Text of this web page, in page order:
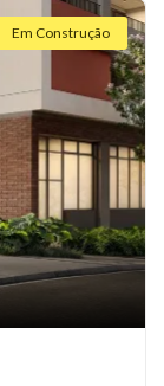
Em Construção